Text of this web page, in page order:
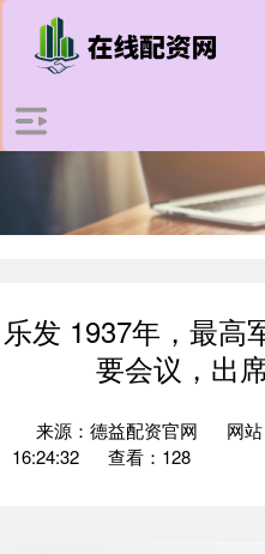
乐发 1937年，最高
要会议，出
来源：德益配资官网 网
16:24:32
查看：128